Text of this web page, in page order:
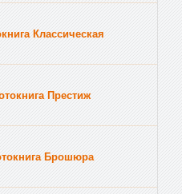
Классическая
Престиж
Брошюра